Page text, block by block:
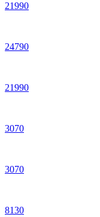
21990
24790
21990
3070
3070
8130